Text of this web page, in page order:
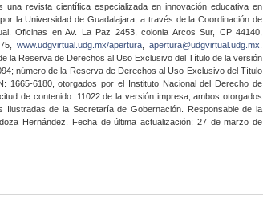
revista científica especializada en innovación educativa en
la Universidad de Guadalajara, a través de la Coordinación de
Oficinas en Av. La Paz 2453, colonia Arcos Sur, CP 44140,
www.udgvirtual.udg.mx/apertura apertura@udgvirtual.udg.mx
la Reserva de Derechos al Uso Exclusivo del Título de la versión
número de la Reserva de Derechos al Uso Exclusivo del Título
1665-6180, otorgados por el Instituto Nacional del Derecho de
de contenido: 11022 de la versión impresa, ambos otorgados
de la Secretaría de Gobernación. Responsable de la
Hernández. Fecha de última actualización: 27 de marzo de